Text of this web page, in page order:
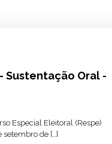
Sustentação Oral -
Especial Eleitoral (Respe)
de […]